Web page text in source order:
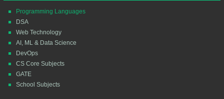
Programming Languages
DSA
Web Technology
AI, ML & Data Science
DevOps
CS Core Subjects
GATE
School Subjects